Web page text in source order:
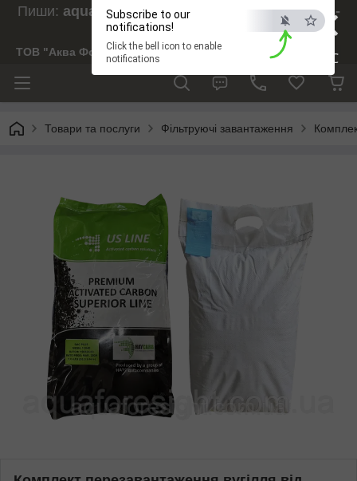
×
ESC
Subscribe to our
notifications!
Click the bell icon to enable
notifications
Пиши: aquaforesight@gmail.com , Дзвони:073-
238-29-97
ТОВ "Аква Форсайт"
Товари та послуги Фільтруючі завантаження